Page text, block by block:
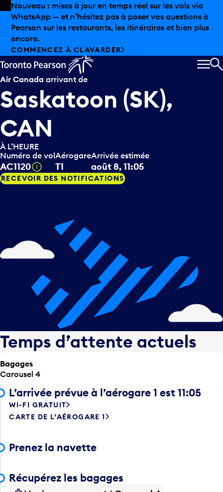
Skip to offers
Passer au contenu principal
Les aubaines estivales sont arrivées chez Pearson.
Magasinage hors taxes, offres gastronomiques et bien
plus encore.
DÉCOUVREZ L’ÉTÉ CHEZ PEARSON
Air Canadaarrivant de
Saskatoon (SK),
CAN
À L’HEURE
Numéro de vol
AC1120 Infobulle
T1 août 8, 11:05
RECEVOIR DES NOTIFICATIONS
Temps d’attente actuels
Carousel 4
WI-FI GRATUIT
CARTE DE L’AÉROGARE 1
Vos bagages seront àCarousel 4